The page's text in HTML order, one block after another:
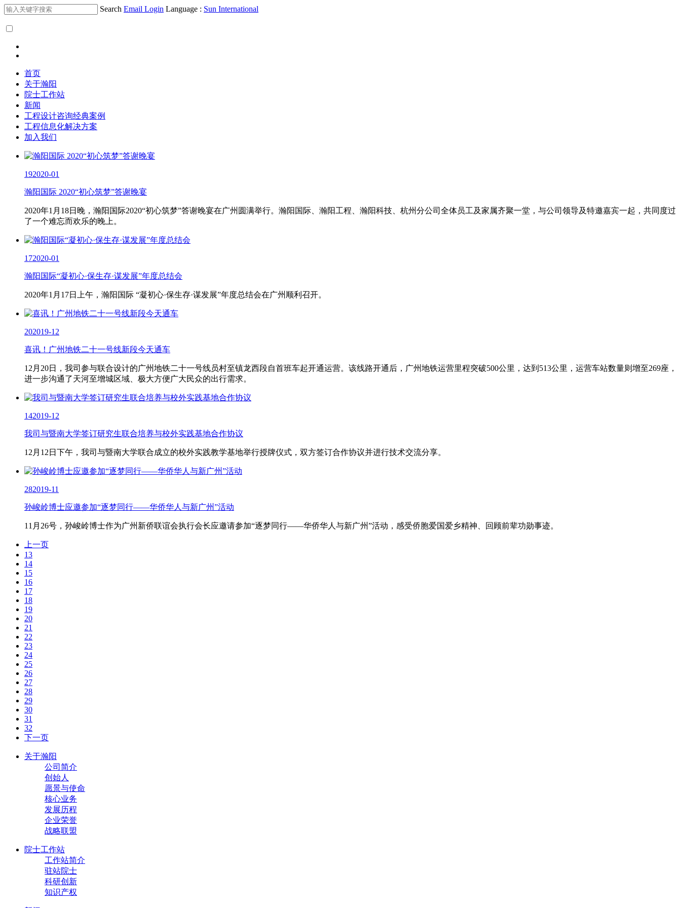
Search Email Login Language : Sun International
首页
关于瀚阳
院士工作站
新闻
工程设计咨询经典案例
工程信息化解决方案
加入我们
192020-01
瀚阳国际 2020“初心筑梦”答谢晚宴
2020年1月18日晚，瀚阳国际2020“初心筑梦”答谢晚宴在广州圆满举行。瀚阳国际、瀚阳工程、瀚阳科技、杭州分公司全体员工及家属齐聚一堂，与公司领导及特邀嘉宾一起，共同度过
了一个难忘而欢乐的晚上。
172020-01
瀚阳国际“凝初心·保生存·谋发展”年度总结会
2020年1月17日上午，瀚阳国际 “凝初心·保生存·谋发展”年度总结会在广州顺利召开。
202019-12
喜讯！广州地铁二十一号线新段今天通车
12月20日，我司参与联合设计的广州地铁二十一号线员村至镇龙西段自首班车起开通运营。该线路开通后，广州地铁运营里程突破500公里，达到513公里，运营车站数量则增至269座，
进一步沟通了天河至增城区域、极大方便广大民众的出行需求。
142019-12
我司与暨南大学签订研究生联合培养与校外实践基地合作协议
12月12日下午，我司与暨南大学联合成立的校外实践教学基地举行授牌仪式，双方签订合作协议并进行技术交流分享。
282019-11
孙峻岭博士应邀参加“逐梦同行——华侨华人与新广州”活动
11月26号，孙峻岭博士作为广州新侨联谊会执行会长应邀请参加“逐梦同行——华侨华人与新广州”活动，感受侨胞爱国爱乡精神、回顾前辈功勋事迹。
上一页
13
14
15
16
17
18
19
20
21
22
23
24
25
26
27
28
29
30
31
32
下一页
关于瀚阳
公司简介
创始人
愿景与使命
核心业务
发展历程
企业荣誉
战略联盟
院士工作站
工作站简介
驻站院士
科研创新
知识产权